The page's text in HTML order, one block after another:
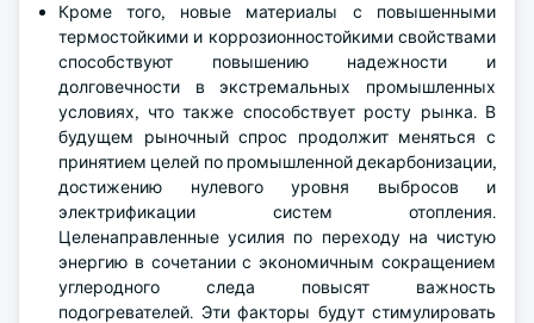
Кроме того, новые материалы с повышенными
термостойкими и коррозионностойкими свойствами
способствуют повышению надежности и
долговечности в экстремальных промышленных
условиях, что также способствует росту рынка. В
будущем рыночный спрос продолжит меняться с
принятием целей по промышленной декарбонизации,
достижению нулевого уровня выбросов и
электрификации систем отопления.
Целенаправленные усилия по переходу на чистую
энергию в сочетании с экономичным сокращением
углеродного следа повысят важность
подогревателей. Эти факторы будут стимулировать